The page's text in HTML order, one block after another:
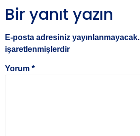
Bir yanıt yazın
E-posta adresiniz yayınlanmayacak.
işaretlenmişlerdir
Yorum *